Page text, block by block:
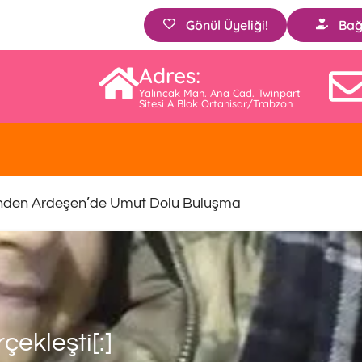
Gönül Üyeliği!
Adres:
Yalıncak Mah. Ana Cad. Twinpart
Sitesi A Blok Ortahisar/Trabzon
Ardeşen’de Umut Dolu Buluşma